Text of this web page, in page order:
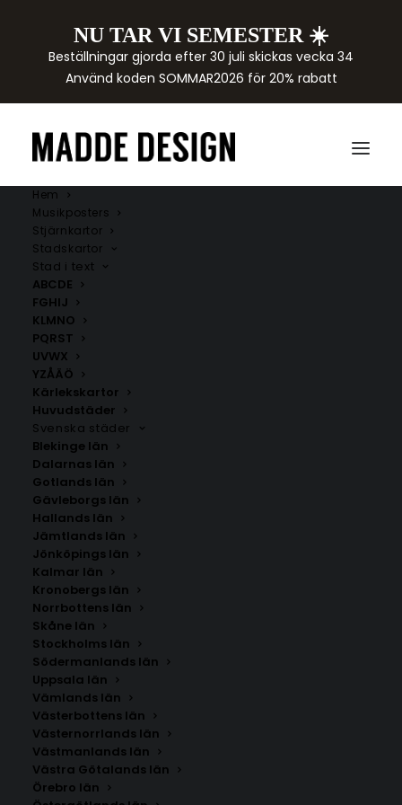
NU TAR VI SEMESTER ☀️
Beställningar gjorda efter 30 juli skickas vecka 34
Använd koden SOMMAR2026 för 20% rabatt
Hem
Musikposters
Stjärnkartor
Stadskartor
Stad i text
ABCDE
FGHIJ
KLMNO
PQRST
UVWX
YZÅÄÖ
Kärlekskartor
Huvudstäder
Svenska städer
Blekinge län
Dalarnas län
Gotlands län
Gävleborgs län
Hallands län
Jämtlands län
Jönköpings län
Kalmar län
Kronobergs län
Norrbottens län
Skåne län
Stockholms län
Södermanlands län
Uppsala län
Vämlands län
Västerbottens län
Västernorrlands län
Västmanlands län
Västra Götalands län
Örebro län